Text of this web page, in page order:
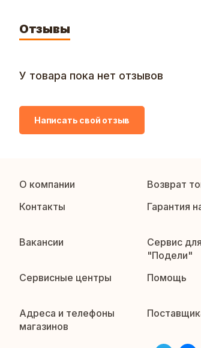
Отзывы
У товара пока нет отзывов
Написать свой отзыв
О компании Возврат
Контакты
Гарантия
Вакансии
Сервис
"Подели"
Сервисные центры
Помощь
Адреса и телефоны
магазинов